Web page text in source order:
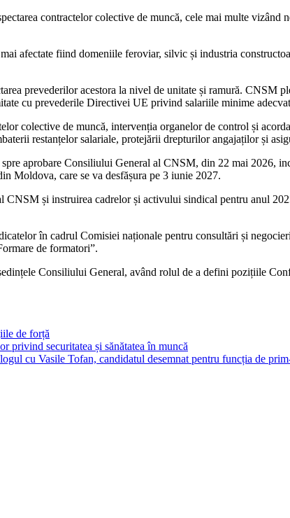
contractelor colective de muncă, cele mai multe vizând
afectate fiind domeniile feroviar, silvic și industria
prevederilor acestora la nivel de unitate și ramură. CNSM
cu prevederile Directivei UE privind salariile minime
colective de muncă, intervenția organelor de control și
restanțelor salariale, protejării drepturilor angajaților și
aprobare Consiliului General al CNSM, din 22 mai 2026,
Moldova, care se va desfășura pe 3 iunie 2027.
și instruirea cadrelor și activului sindical pentru anul
în cadrul Comisiei naționale pentru consultări și
de formatori”.
Consiliului General, având rolul de a defini pozițiile
de forță
privind securitatea și sănătatea în muncă
cu Vasile Tofan, candidatul desemnat pentru funcția de